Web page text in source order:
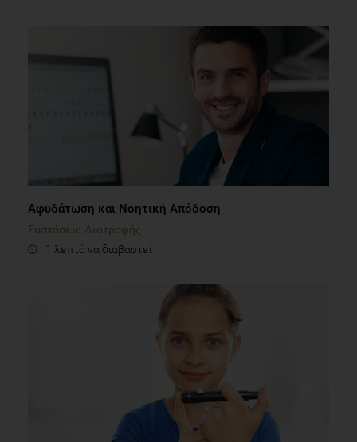
Aφυδάτωση και Νοητική Απόδοση
Συστάσεις Διατροφής
1 λεπτό να διαβαστεί